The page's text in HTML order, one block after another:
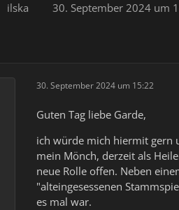
ilska 30. September 2024 um
30. September 2024 um 15:22
Guten Tag liebe Garde,
ich würde mich hiermit gern
mein Mönch, derzeit als
neue Rolle offen. Neben
"alteingesessenen
es mal war.